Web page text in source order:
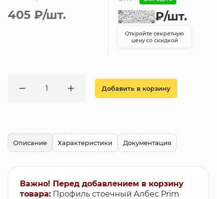
405 ₽/шт. ₽/шт.
Откройте секретную
цену со скидкой
Добавить в корзину
Описание Характеристики Документация
Важно! Перед добавлением в корзину
товара: Профиль стоечный Албес Prim